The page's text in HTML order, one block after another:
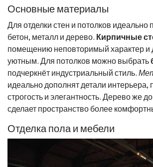
Основные материалы
Для отделки стен и потолков идеально
бетон, металл и дерево. Кирпичные
помещению неповторимый характер и
уютным. Для потолков можно выбрать
подчеркнёт индустриальный стиль.
идеально дополнят детали интерьера,
строгость и элегантность. Дерево же
сделает пространство более
Отделка пола и мебели